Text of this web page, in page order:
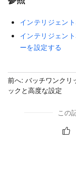
インテリジェン
インテリジェン
ーを設定する
前へ: バッチワンクリ
ックと高度な設定
この